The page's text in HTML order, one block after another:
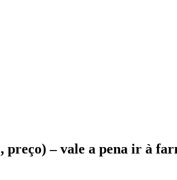
– vale a pena ir à